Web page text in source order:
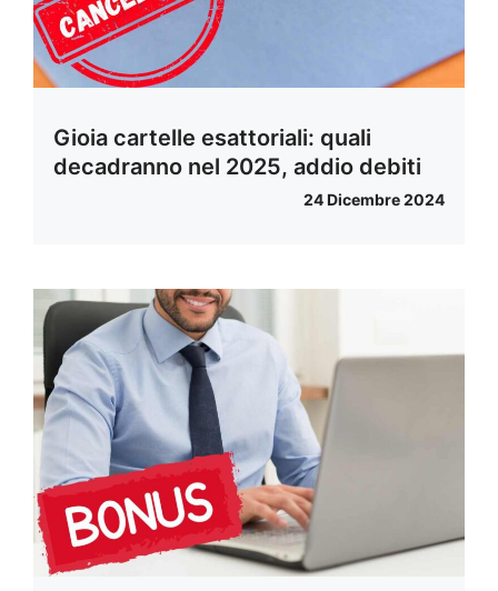
Gioia cartelle esattoriali: quali
decadranno nel 2025, addio debiti
24 Dicembre 2024